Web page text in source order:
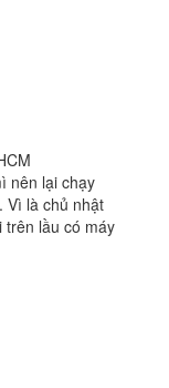
nên lại chạy
Vì là chủ nhật
trên lầu có máy